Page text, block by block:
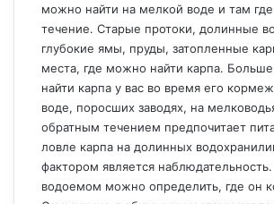
можно найти на мелкой воде и там
течение. Старые протоки, долинные
глубокие ямы, пруды, затопленные
места, где можно найти карпа.
найти карпа у вас во время его
воде, поросших заводях, на
обратным течением предпочитает
ловле карпа на долинных
фактором является
водоемом можно определить, где он